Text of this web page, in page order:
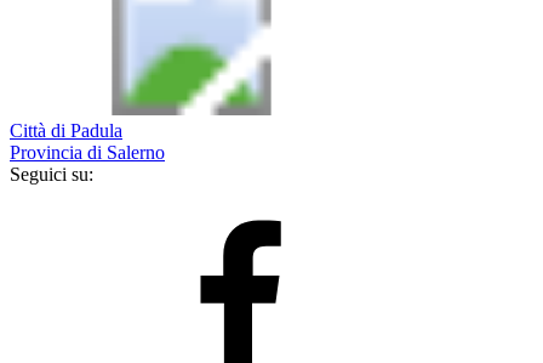
Città di Padula
Provincia di Salerno
Seguici su: